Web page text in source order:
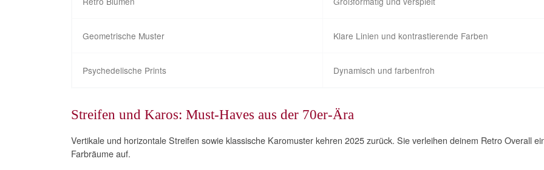
Geometrische Muster Klare Linien und kontrastierende Farben
Psychedelische Prints Dynamisch und farbenfroh
Streifen und Karos: Must-Haves aus der 70er-Ära
Vertikale und horizontale Streifen sowie klassische Karomuster kehren 2025 zurück. Sie verleihen deinem Retro Overall
Farbräume auf.